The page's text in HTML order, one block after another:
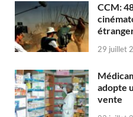
CCM:
29 juillet
adopte
vente